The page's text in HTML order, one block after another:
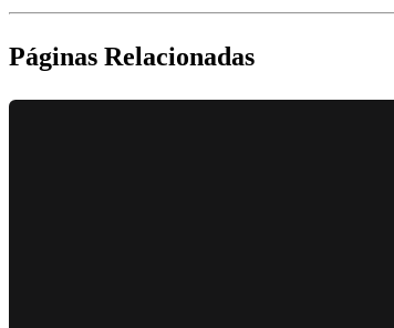
Páginas Relacionadas